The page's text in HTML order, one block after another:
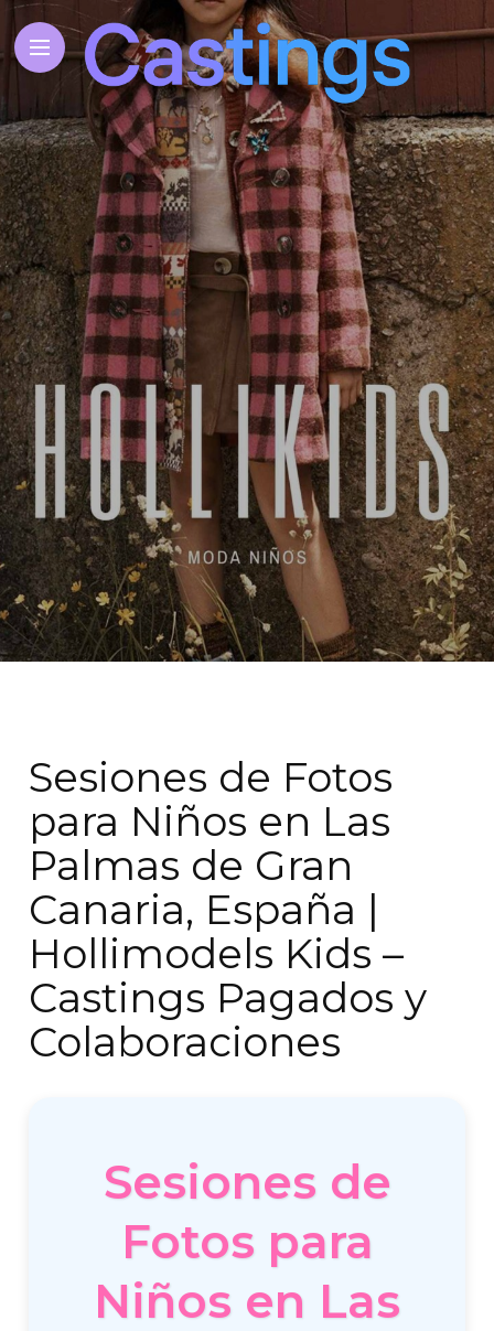
Sesiones de Fotos
para Niños en Las
Palmas de Gran
Canaria, España |
Hollimodels Kids –
Castings Pagados y
Colaboraciones
Sesiones de
Fotos para
Niños en Las